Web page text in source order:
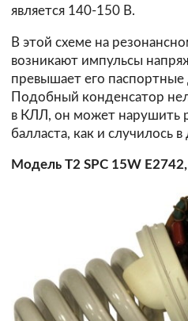
является 140-150 В.
В этой схеме на
возникают импульсы
превышает его
Подобный конденсатор
в КЛЛ, он может нарушить
балласта, как и случилось
Модель T2 SPC 15W